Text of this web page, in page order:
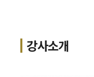
강사소개